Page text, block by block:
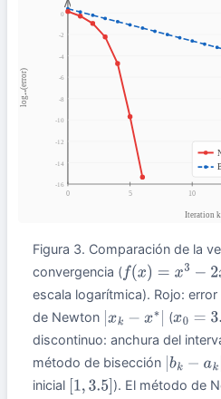
Figura 3. Comparación de la
convergencia (f(x)= x3− 2x −5
escala logarítmica). Rojo:
de Newton xk− x∗| (x0=3.5
discontinuo: anchura del
método de bisección bk −a k|
inicial 1,3.5] ). El método de